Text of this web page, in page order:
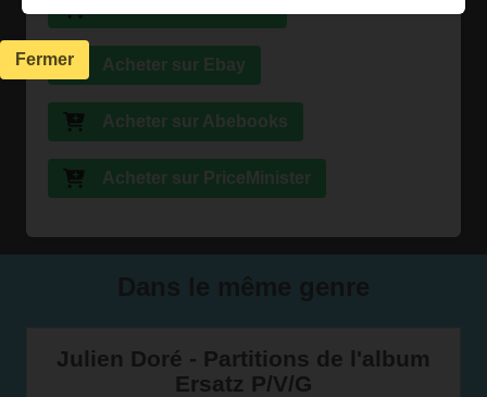
Acheter sur Ebay
Acheter sur Abebooks
Acheter sur PriceMinister
Julien Doré - Partitions de l'album
Ersatz P/V/G
Fermer